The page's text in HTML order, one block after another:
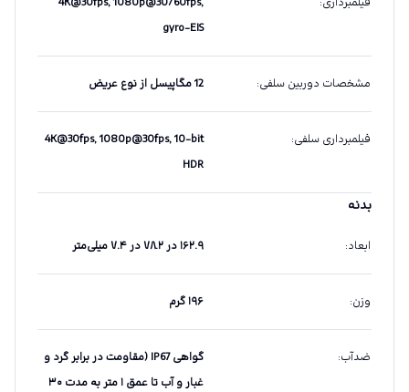
gyro-EIS
مشخصات دوربین سلفی: 12 مگاپیسل از نوع عریض
فیلمبرداری سلفی:
4K@30fps, 1080p@30fps, 10-bit
HDR
بدنه
ابعاد: ۱۶۲.۹ در ۷۸.۲ در ۷.۴ میلی‌متر
وزن: ۱۹۶ گرم
ضدآب:
گواهی IP67 (مقاومت در برابر گرد و
غبار و آب تا عمق ۱ متر به مدت ۳۰